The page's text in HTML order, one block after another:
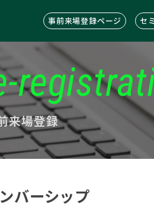
事前来場登録ページ セ
来場登録
バーシップ